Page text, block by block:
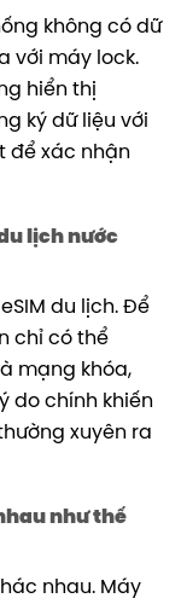
không có dữ
với máy lock.
hiển thị
ký dữ liệu với
để xác nhận
lịch nước
du lịch. Để
chỉ có thể
mạng khóa,
do chính khiến
xuyên ra
như thế
nhau. Máy